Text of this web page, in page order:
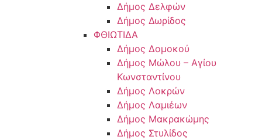
Δήμος Δελφών
Δήμος Δωρίδος
ΦΘΙΩΤΙΔΑ
Δήμος Δομοκού
Δήμος Μώλου – Αγίου
Κωνσταντίνου
Δήμος Λοκρών
Δήμος Λαμιέων
Δήμος Μακρακώμης
Δήμος Στυλίδος